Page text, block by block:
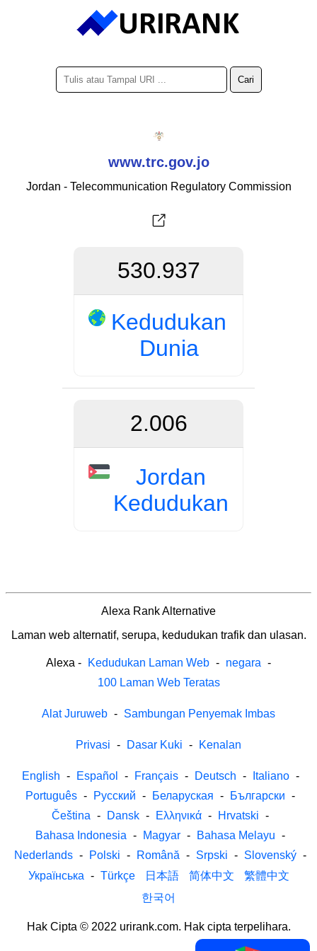
www.trc.gov.jo
Jordan - Telecommunication Regulatory Commission
530.937
Kedudukan
Dunia
2.006
Jordan
Kedudukan
Alexa Rank Alternative
Laman web alternatif, serupa, kedudukan trafik dan ulasan.
Alexa - Kedudukan Laman Web - negara -
100 Laman Web Teratas
Alat Juruweb - Sambungan Penyemak Imbas
Privasi - Dasar Kuki - Kenalan
English - Español - Français - Deutsch - Italiano -
Português - Русский - Беларуская - Български -
Čeština - Dansk - Ελληνικά - Hrvatski -
Bahasa Indonesia - Magyar - Bahasa Melayu -
Nederlands - Polski - Română - Srpski - Slovenský -
Українська - Türkçe 日本語 简体中文
繁體中文
한국어
Hak Cipta © 2022 urirank.com. Hak cipta terpelihara.